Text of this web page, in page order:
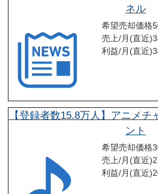
ネル
希望売却価格
売上/月(直近)
利益/月(直近)
【登録者数15.8万人】アニメチ
ント
希望売却価格
売上/月(直近)2
利益/月(直近)